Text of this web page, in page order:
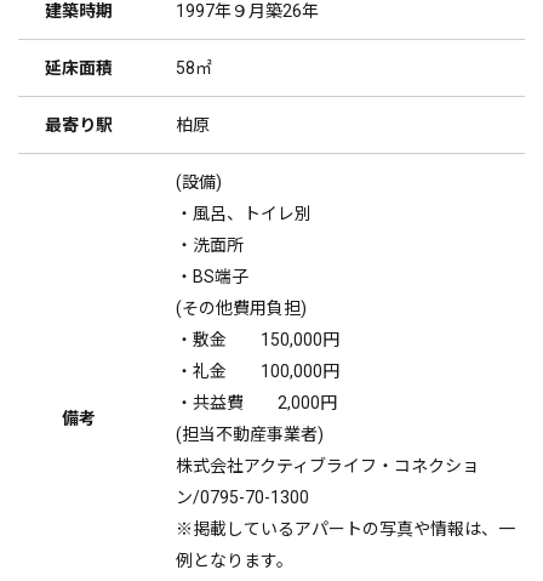
建築時期 1997年９月築26年
延床面積 58㎡
最寄り駅 柏原
備考
(設備)
・風呂、トイレ別
・洗面所
・BS端子
(その他費用負担)
・敷金 150,000円
・礼金 100,000円
・共益費 2,000円
(担当不動産事業者)
株式会社アクティブライフ・コネクショ
ン/0795-70-1300
※掲載しているアパートの写真や情報は、一
例となります。